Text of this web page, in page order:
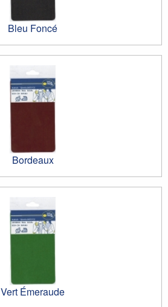
Bleu Foncé
Bordeaux
Vert Émeraude